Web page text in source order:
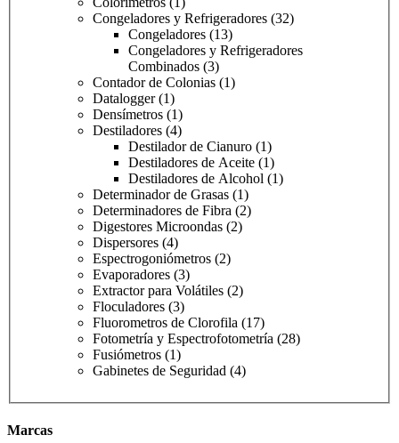
Congeladores y Refrigeradores (32)
Congeladores (13)
Congeladores y Refrigeradores
Combinados (3)
Contador de Colonias (1)
Datalogger(1)
Densímetros (1)
Destiladores (4)
Destilador de Cianuro (1)
Destiladores de Aceite (1)
Destiladores de Alcohol (1)
Determinador de Grasas (1)
Determinadores de Fibra (2)
Digestores Microondas (2)
Dispersores (4)
Espectrogoniómetros (2)
Evaporadores (3)
Extractor para Volátiles (2)
Floculadores (3)
Fluorometros de Clorofila (17)
Fotometría y Espectrofotometría (28)
Fusiómetros (1)
Gabinetes de Seguridad (4)
Marcas